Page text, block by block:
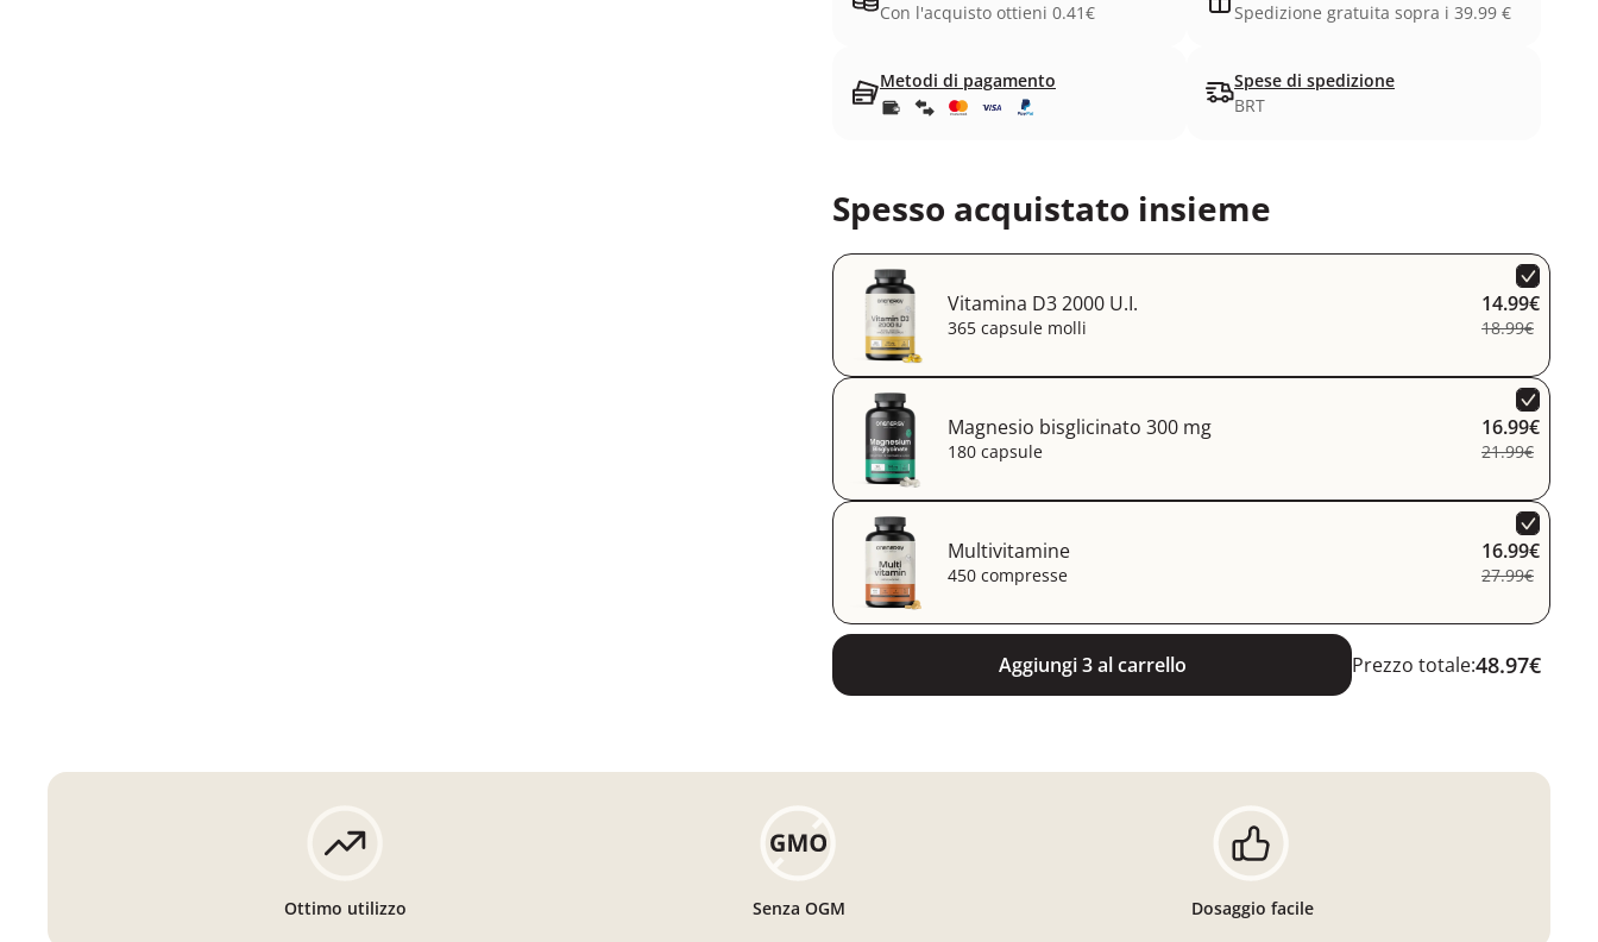
Con l'acquisto ottieni 0.41€
Spedizione gratuita sopra i 39.99 €
Metodi di pagamento
Spese di spedizione
BRT
Spesso acquistato insieme
Vitamina D3 2000 U.I.
365 capsule molli
14.99€
18.99€
Magnesio bisglicinato 300 mg
180 capsule
16.99€
21.99€
Multivitamine
450 compresse
16.99€
27.99€
Aggiungi 3 al carrello Prezzo totale:48.97€
Ottimo utilizzo Senza OGM Dosaggio facile